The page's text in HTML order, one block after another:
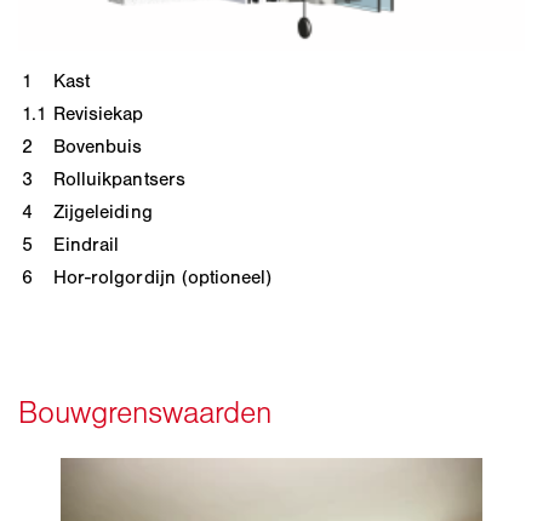
1
Kast
1.1 Revisiekap
2
Bovenbuis
3
Rolluikpantsers
4
Zijgeleiding
5
Eindrail
6
Hor-rolgordijn (optioneel)